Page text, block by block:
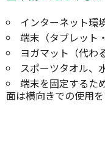
インターネット環
端末（タブレット
ヨガマット（代わ
スポーツタオル、
端末を固定するた
面は横向きでの使用